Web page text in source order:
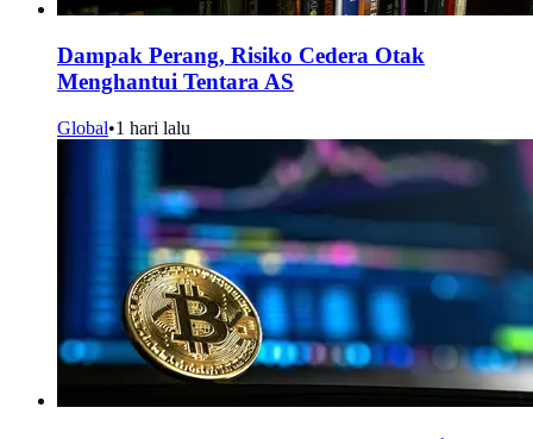
Dampak Perang, Risiko Cedera Otak
Menghantui Tentara AS
Global•1 hari lalu